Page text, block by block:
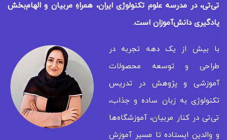
تی‌تی، در مدرسه علوم تکنولوژی ایران، همراهِ مربیان و الهام‌بخش
یادگیریدانش‌آموزان است.
با بیش از یک دهه تجربه در
طراحی و توسعه محصولات
آموزشی و پژوهش در تدریس
تکنولوژی به زبان ساده و جذاب،
تی‌تی در کنار مربیان، آموزشگاه‌ها
و والدین ایستاده تا مسیر آموزش